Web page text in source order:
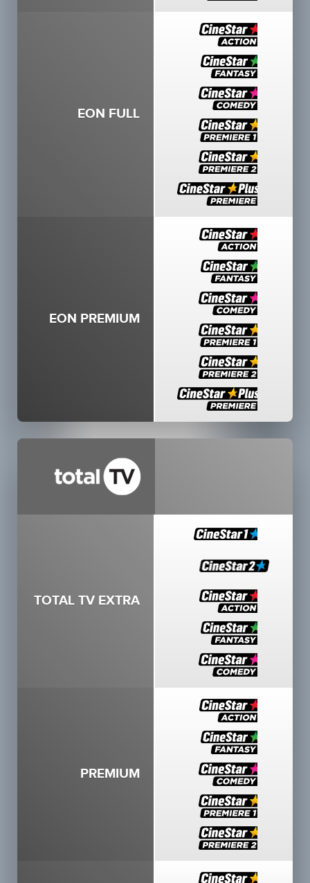
EON FULL
EON PREMIUM
TOTAL TV EXTRA
PREMIUM